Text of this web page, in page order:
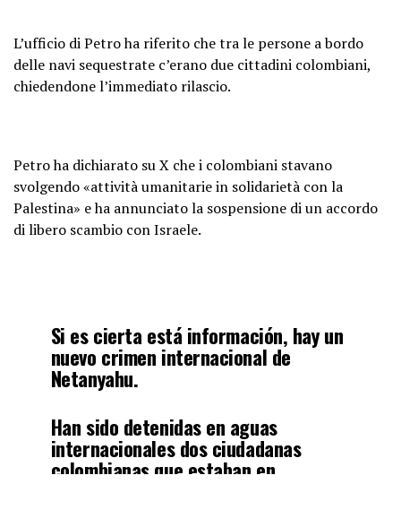
L’ufficio di Petro ha riferito che tra le persone a bordo
delle navi sequestrate c’erano due cittadini colombiani,
chiedendone l’immediato rilascio.
Petro ha dichiarato su X che i colombiani stavano
svolgendo «attività umanitarie in solidarietà con la
Palestina» e ha annunciato la sospensione di un accordo
di libero scambio con Israele.
Si es cierta está información, hay un
nuevo crimen internacional de
Netanyahu.
Han sido detenidas en aguas
internacionales dos ciudadanas
colombianas que estaban en